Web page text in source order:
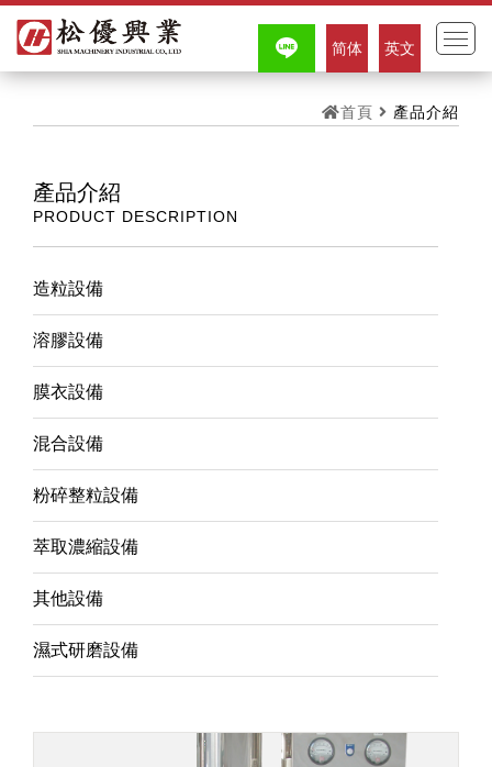
简体 英文
首頁 產品介紹
產品介紹
PRODUCT DESCRIPTION
造粒設備
溶膠設備
膜衣設備
混合設備
粉碎整粒設備
萃取濃縮設備
其他設備
濕式研磨設備